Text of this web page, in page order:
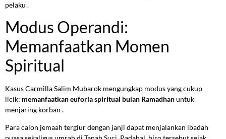
pelaku .
Modus Operandi:
Memanfaatkan Momen
Spiritual
Kasus Carmilla Salim Mubarok mengungkap modus yang cukup
licik: memanfaatkan euforia spiritual bulan Ramadhanuntuk
menjaring korban .
Para calon jemaah tergiur dengan janji dapat menjalankan ibadah